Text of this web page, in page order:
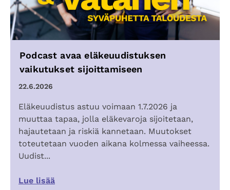
Podcast avaa eläkeuudistuksen
vaikutukset sijoittamiseen
22.6.2026
Eläkeuudistus astuu voimaan 1.7.2026 ja
muuttaa tapaa, jolla eläkevaroja sijoitetaan,
hajautetaan ja riskiä kannetaan. Muutokset
toteutetaan vuoden aikana kolmessa vaiheessa.
Uudist...
Lue lisää